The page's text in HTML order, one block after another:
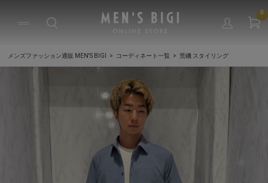
0
メンズファッション通販 MEN'S BIGI コーディネート一覧 荒磯 スタイリング